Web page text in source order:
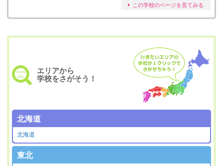
この学校のページを見てみる
エリアから
学校をさがそう！
北海道
北海道
東北